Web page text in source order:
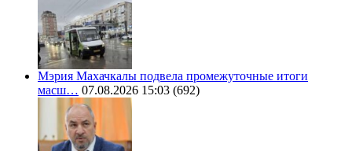
Мэрия Махачкалы подвела промежуточные итоги
масш… 07.08.2026 15:03 (692)